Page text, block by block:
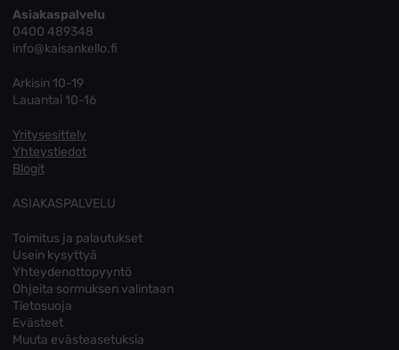
Asiakaspalvelu
0400 489348
info@kaisankello.fi
Arkisin 10-19
Lauantai 10-16
Yritysesittely
Yhteystiedot
Blogit
ASIAKASPALVELU
Toimitus ja palautukset
Usein kysyttyä
Yhteydenottopyyntö
Ohjeita sormuksen valintaan
Tietosuoja
Evästeet
Muuta evästeasetuksia